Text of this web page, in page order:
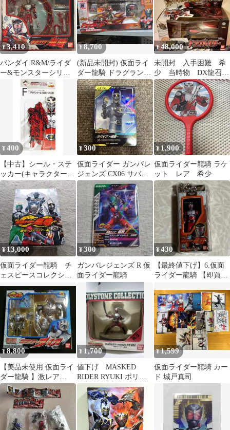
¥3,410
バンダイ R&M/ライダ
ー&モンスターシリー
ズ 仮面ライダー龍騎 仮
面ライダー龍騎 R&M1
¥8,700
(新品未開封) 仮面ライ
ダー龍騎 ドラグランザ
ー R/C
¥48,000
未開封 入手困難 希
少 当時物 DX龍召機
甲ドラグバイザー 仮
面ライダー龍騎
¥400
【中古】シール・ステ
ッカー(キャラクター)
仮面ライダー龍騎 デザ
インシール2000～2008
「一番くじ 仮面ライダ
ーシリーズR/D ～平成
ライダー集結編～」 F
賞
¥300
仮面ライダー ガンバレ
ジェンズ CX06 サバイ
ブ SR 1枚
¥1,900
仮面ライダー龍騎 ラケ
ット レア 希少
¥ 13,000
仮面ライダー龍騎 チ
ェスピースコレクショ
ン
¥300
ガンバレジェンズ R 仮
面ライダー龍騎
¥430
【最終値下げ】6.仮面
ライダー龍騎 【即買い
¥8,800
【美品未使用 仮面ライ
ダー龍騎 】激レア
R&M タイガ ミラーモ
ンスターズ
¥ 1,700
値下げ MASKED
RIDER RYUKI ポリス
トーンフィギュア R-3
¥1,599
仮面ライダー龍騎 カー
ド 城戸真司